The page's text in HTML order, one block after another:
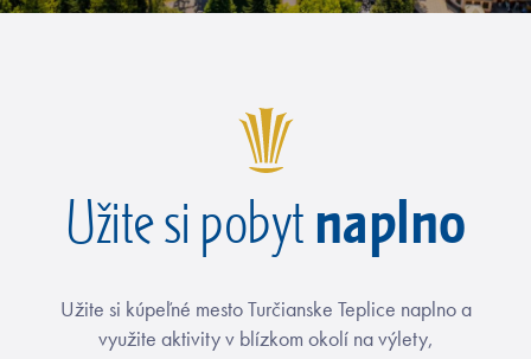
Užite si pobyt naplno
Užite si kúpeľné mesto Turčianske Teplice naplno a
využite aktivity v blízkom okolí na výlety,